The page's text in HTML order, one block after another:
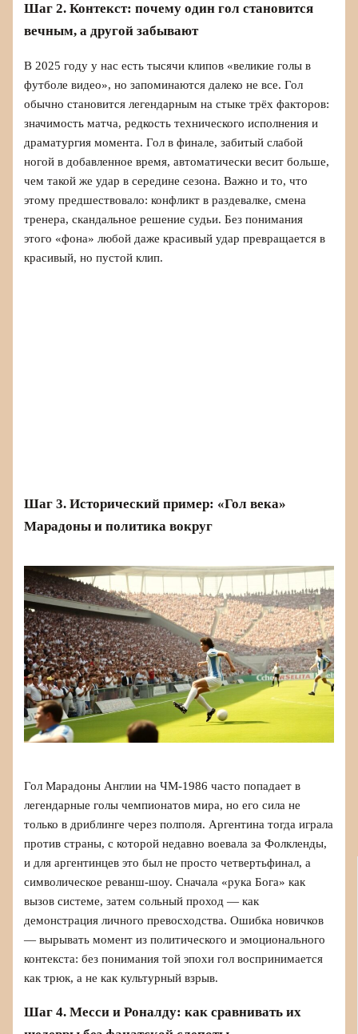
Шаг 2. Контекст: почему один гол становится
вечным, а другой забывают
В 2025 году у нас есть тысячи клипов «великие голы в
футболе видео», но запоминаются далеко не все. Гол
обычно становится легендарным на стыке трёх факторов:
значимость матча, редкость технического исполнения и
драматургия момента. Гол в финале, забитый слабой
ногой в добавленное время, автоматически весит больше,
чем такой же удар в середине сезона. Важно и то, что
этому предшествовало: конфликт в раздевалке, смена
тренера, скандальное решение судьи. Без понимания
этого «фона» любой даже красивый удар превращается в
красивый, но пустой клип.
Шаг 3. Исторический пример: «Гол века»
Марадоны и политика вокруг
Гол Марадоны Англии на ЧМ‑1986 часто попадает в
легендарные голы чемпионатов мира, но его сила не
только в дриблинге через полполя. Аргентина тогда играла
против страны, с которой недавно воевала за Фолкленды,
и для аргентинцев это был не просто четвертьфинал, а
символическое реванш-шоу. Сначала «рука Бога» как
вызов системе, затем сольный проход — как
демонстрация личного превосходства. Ошибка новичков
— вырывать момент из политического и эмоционального
контекста: без понимания той эпохи гол воспринимается
как трюк, а не как культурный взрыв.
Шаг 4. Месси и Роналду: как сравнивать их